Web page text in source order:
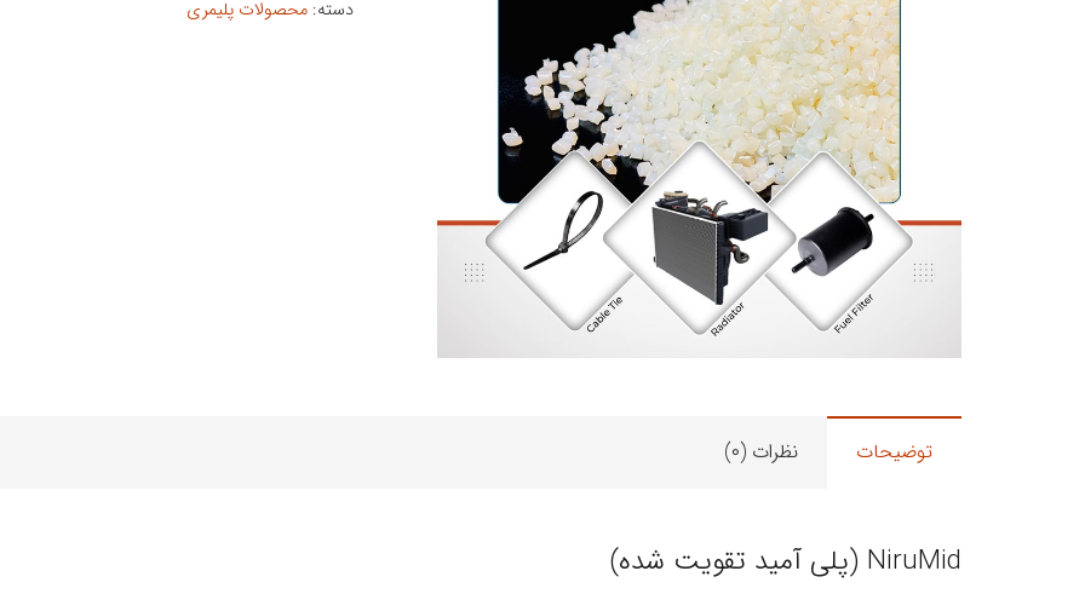
دسته: محصولات پلیمری
توضیحات نظرات (۰)
NiruMid (پلی آمید تقویت شده)